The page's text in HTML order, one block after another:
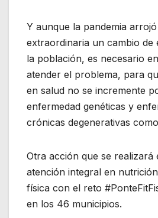
Y aunque la pandemia
extraordinaria un cambio de
la población, es necesario
atender el problema, para
en salud no se incremente
enfermedad genéticas y
crónicas degenerativas
Otra acción que se realizará
atención integral en
física con el reto
en los 46 municipios.